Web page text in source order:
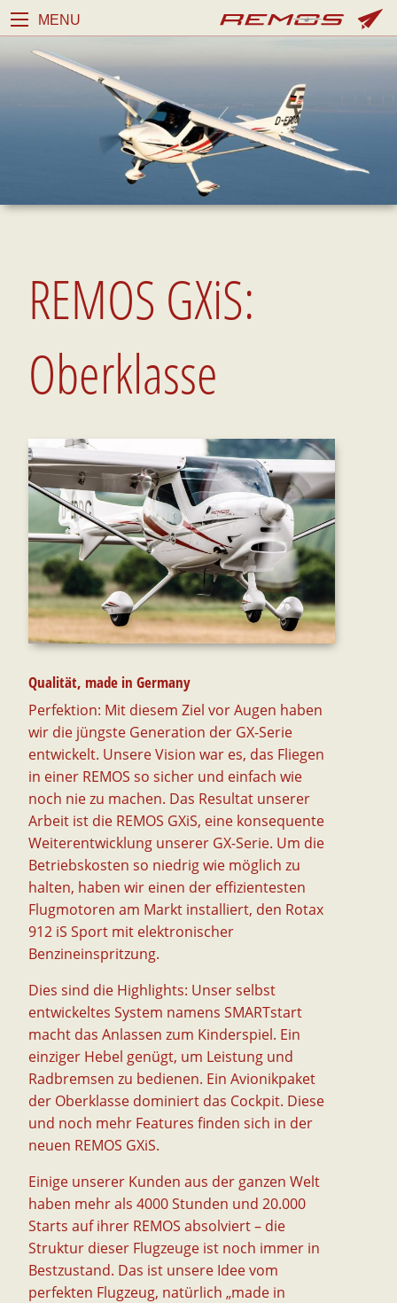
MENU
REMOS GXiS:
Oberklasse
Qualität, made in Germany
Perfektion: Mit diesem Ziel vor Augen haben
wir die jüngste Generation der GX-Serie
entwickelt. Unsere Vision war es, das Fliegen
in einer REMOS so sicher und einfach wie
noch nie zu machen. Das Resultat unserer
Arbeit ist die REMOS GXiS, eine konsequente
Weiterentwicklung unserer GX-Serie. Um die
Betriebskosten so niedrig wie möglich zu
halten, haben wir einen der effizientesten
Flugmotoren am Markt installiert, den Rotax
912 iS Sport mit elektronischer
Benzineinspritzung.
Dies sind die Highlights: Unser selbst
entwickeltes System namens SMARTstart
macht das Anlassen zum Kinderspiel. Ein
einziger Hebel genügt, um Leistung und
Radbremsen zu bedienen. Ein Avionikpaket
der Oberklasse dominiert das Cockpit. Diese
und noch mehr Features finden sich in der
neuen REMOS GXiS.
Einige unserer Kunden aus der ganzen Welt
haben mehr als 4000 Stunden und 20.000
Starts auf ihrer REMOS absolviert – die
Struktur dieser Flugzeuge ist noch immer in
Bestzustand. Das ist unsere Idee vom
perfekten Flugzeug, natürlich „made in